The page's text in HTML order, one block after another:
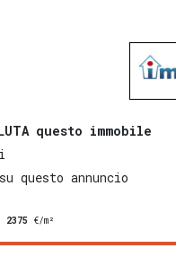
questo immobile
su questo annuncio
2375 €/m²